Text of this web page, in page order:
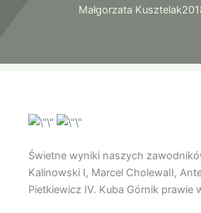
Małgorzata Kusztelak
Świetne wyniki naszych
Kalinowski I, Marcel CholewaII,
Pietkiewicz IV. Kuba Górnik prawie